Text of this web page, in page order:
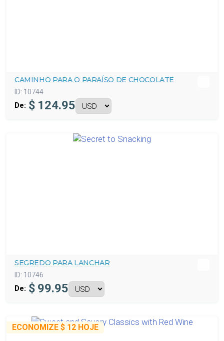
CAMINHO PARA O PARAÍSO DE CHOCOLATE
ID: 10744
De: $ 124.95
SEGREDO PARA LANCHAR
ID: 10746
De: $ 99.95
ECONOMIZE $ 12 HOJE